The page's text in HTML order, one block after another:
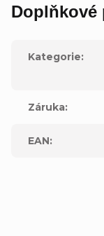
Doplňkové
Kategorie:
Záruka:
EAN: